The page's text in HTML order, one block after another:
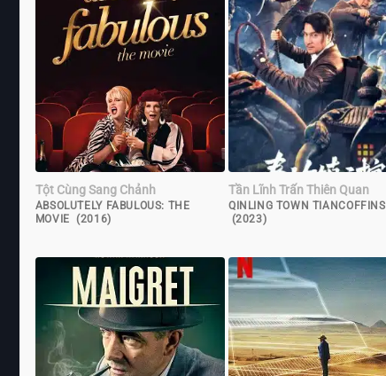
Tột Cùng Sang Chảnh
ABSOLUTELY FABULOUS: THE
MOVIE (2016)
Tần Lĩnh Trấn Thiên Quan
QINLING TOWN TIANCOFFINS
(2023)